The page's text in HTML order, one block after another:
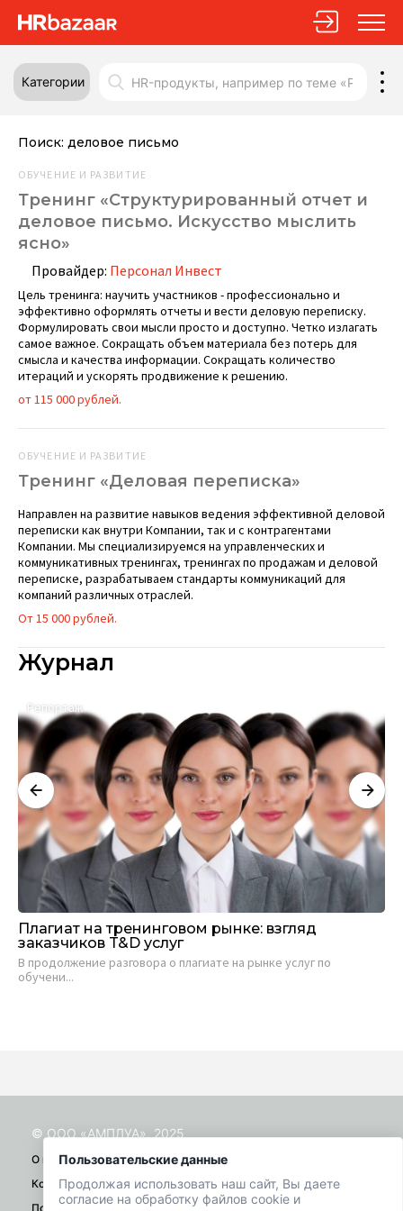
Категории
Поиск: деловое письмо
ОБУЧЕНИЕ И РАЗВИТИЕ
Тренинг «Структурированный отчет и
деловое письмо. Искусство мыслить
ясно»
Провайдер: Персонал Инвест
Цель тренинга: научить участников - профессионально и
эффективно оформлять отчеты и вести деловую переписку.
Формулировать свои мысли просто и доступно. Четко излагать
самое важное. Сокращать объем материала без потерь для
смысла и качества информации. Сокращать количество
итераций и ускорять продвижение к решению.
от 115 000 рублей.
ОБУЧЕНИЕ И РАЗВИТИЕ
Тренинг «Деловая переписка»
Направлен на развитие навыков ведения эффективной деловой
переписки как внутри Компании, так и с контрагентами
Компании. Мы специализируемся на управленческих и
коммуникативных тренингах, тренингах по продажам и деловой
переписке, разрабатываем стандарты коммуникаций для
компаний различных отраслей.
От 15 000 рублей.
Журнал
Репортаж
Плагиат на тренинговом рынке: взгляд
заказчиков T&D услуг
В продолжение разговора о плагиате на рынке услуг по
обучени...
Пользовательские данные
Продолжая использовать наш сайт, Вы даете
согласие на обработку файлов cookie и
© ООО «АМПЛУА», 2025
О проекте
Контакты
Помощь